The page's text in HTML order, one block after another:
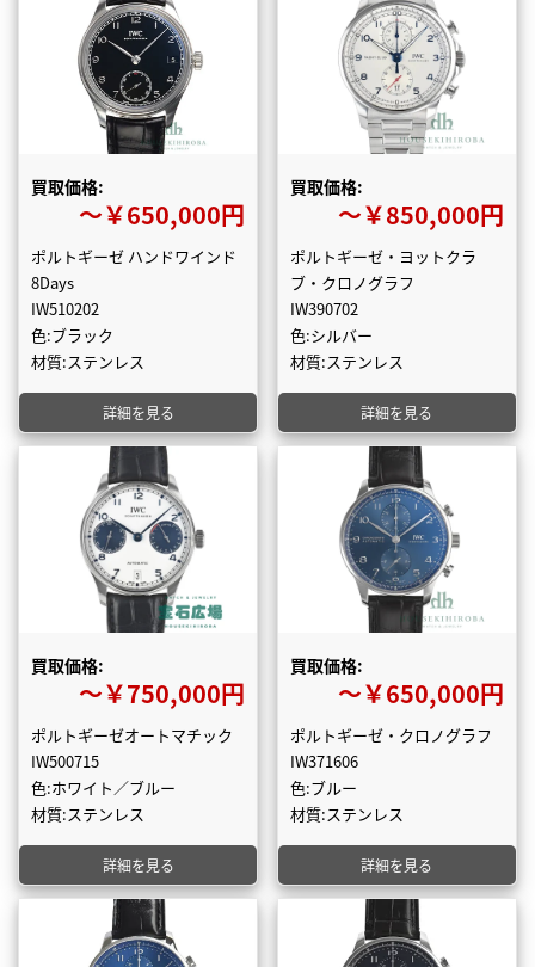
買取価格:
〜￥650,000円
ポルトギーゼ ハンドワインド
8Days
IW510202
色:ブラック
材質:ステンレス
詳細を見る
買取価格:
〜￥850,000円
ポルトギーゼ・ヨットクラ
ブ・クロノグラフ
IW390702
色:シルバー
材質:ステンレス
詳細を見る
買取価格:
〜￥750,000円
ポルトギーゼオートマチック
IW500715
色:ホワイト／ブルー
材質:ステンレス
詳細を見る
買取価格:
〜￥650,000円
ポルトギーゼ・クロノグラフ
IW371606
色:ブルー
材質:ステンレス
詳細を見る